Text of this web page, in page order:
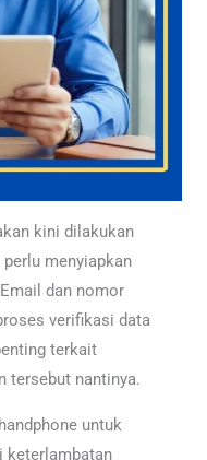
kini dilakukan
menyiapkan
dan nomor
verifikasi data
terkait
tersebut nantinya.
untuk
keterlambatan